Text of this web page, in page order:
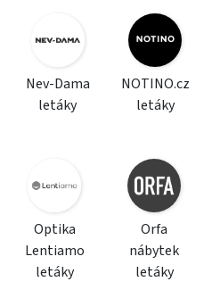
Nev-Dama
letáky
NOTINO.cz
letáky
Optika
Lentiamo
letáky
Orfa
nábytek
letáky